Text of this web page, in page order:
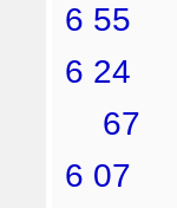
6 55
6 24
67
6 07